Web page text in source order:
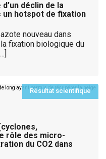
déclin de la
un hotspot de fixation
nouveau dans
fixation biologique du
Résultat scientifique
rôle des micro-
du CO2 dans